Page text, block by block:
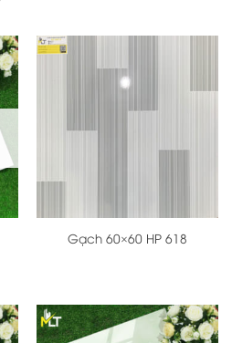
Gạch 60×60 HP 618